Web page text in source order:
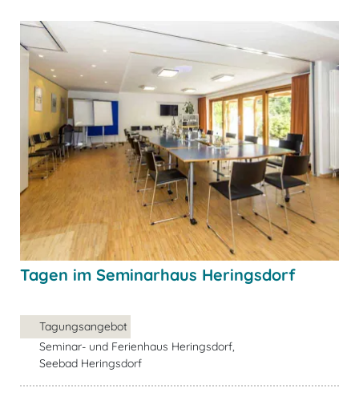
Tagen im Seminarhaus Heringsdorf
Tagungsangebot
Seminar- und Ferienhaus Heringsdorf,
Seebad Heringsdorf